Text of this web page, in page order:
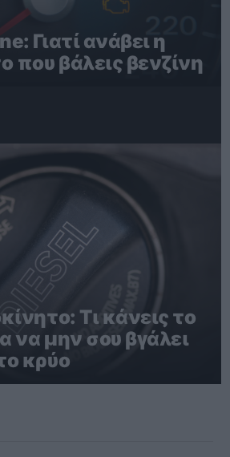
Γιατί ανάβει η
που βάλεις βενζίνη
Τι κάνεις το
να μην σου βγάλει
κρύο